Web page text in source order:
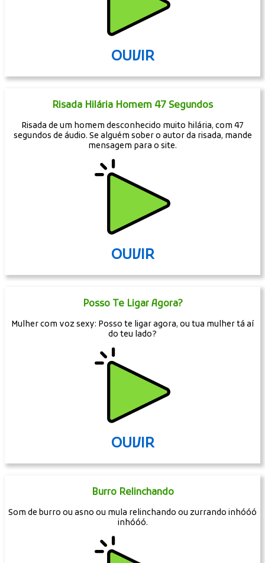
OUVIR
Risada Hilária Homem 47 Segundos
Risada de um homem desconhecido muito hilária, com 47
segundos de áudio. Se alguém sober o autor da risada, mande
mensagem para o site.
OUVIR
Posso Te Ligar Agora?
Mulher com voz sexy: Posso te ligar agora, ou tua mulher tá aí
do teu lado?
OUVIR
Burro Relinchando
Som de burro ou asno ou mula relinchando ou zurrando inhóóó
inhóóó.